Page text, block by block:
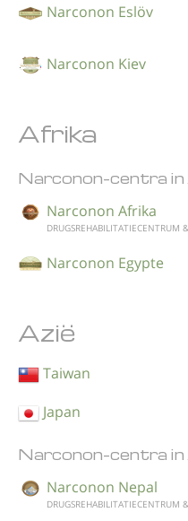
Narconon Eslöv
Narconon Kiev
Afrika
Narconon-centra in
Narconon Afrika
Narconon Egypte
Azië
Taiwan
Japan
Narconon-centra in
Narconon Nepal
DRUGSREHABILITATIECENTRUM